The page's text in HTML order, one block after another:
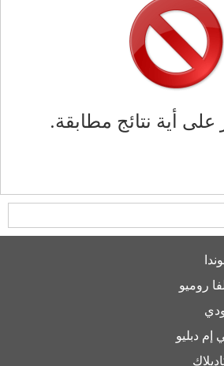
على أية نتائج مطابقة.
روميو
إم دبليو